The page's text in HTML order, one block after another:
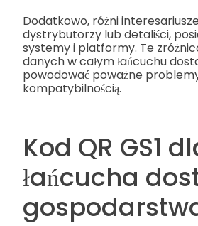
Dodatkowo, różni
dystrybutorzy lub detaliści,
systemy i platformy. Te
danych w całym łańcuchu
powodować poważne
kompatybilnością.
Kod QR GS1
łańcucha